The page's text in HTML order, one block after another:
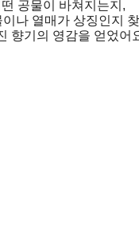
공물이 바쳐지는지,
이나 열매가 상징인지
향기의 영감을 얻었어